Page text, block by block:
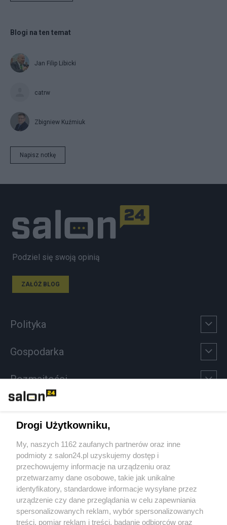
Blogi na ten temat
Jan Filip Libicki
catrw
Zbigniew Kuźmiuk
Napisz notkę
Podziel się swoją opinią
ZAŁÓŻ BLOG
Polityka
Gospodarka
Rozmaitości
Sport
Społeczeństwo
Kultura
Drogi Użytkowniku,
My, naszych 1162 zaufanych partnerów oraz inne
podmioty z salon24.pl uzyskujemy dostęp i
przechowujemy informacje na urządzeniu oraz
przetwarzamy dane osobowe, takie jak unikalne
identyfikatory, standardowe informacje wysyłane przez
urządzenie czy dane przeglądania w celu zapewniania
spersonalizowanych reklam, wybór spersonalizowanych
treści, pomiar reklam i treści, badanie odbiorców oraz